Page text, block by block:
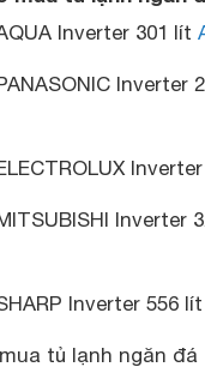
Inverter 301 lít
Inverter
Inverter
Inverter 556
tủ lạnh ngăn